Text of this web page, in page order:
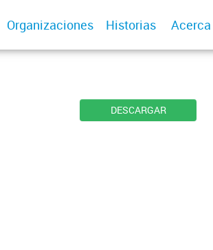
Organizaciones Historias Acerca
DESCARGAR